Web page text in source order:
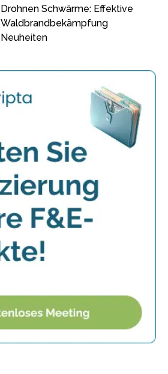
Drohnen Schwärme: Effektive
Waldbrandbekämpfung
Neuheiten